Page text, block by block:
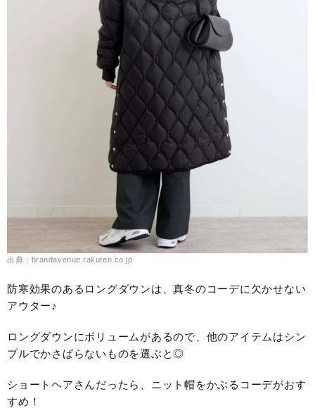
出典：brandavenue.rakuten.co.jp
防寒効果のあるロングダウンは、真冬のコーデに欠かせない
アウター♪
ロングダウンにボリュームがあるので、他のアイテムはシン
プルでかさばらないものを選ぶと◎
ショートヘアさんだったら、ニット帽をかぶるコーデがおす
すめ！